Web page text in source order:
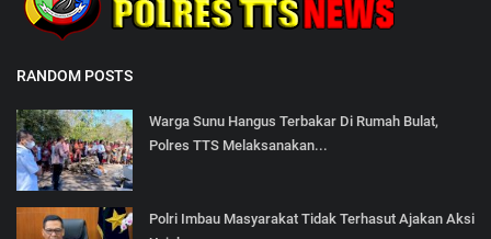
RANDOM POSTS
Warga Sunu Hangus Terbakar Di Rumah Bulat,
Polres TTS Melaksanakan...
Polri Imbau Masyarakat Tidak Terhasut Ajakan Aksi